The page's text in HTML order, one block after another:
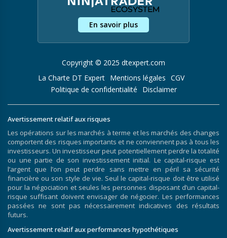
En savoir plus
Copyright © 2025 dtexpert.com
La Charte DT Expert
Mentions légales CGV
Politique de confidentialité
Disclaimer
Avertissement relatif aux risques
Les opérations sur les marchés à terme et les marchés des changes
comportent des risques importants et ne conviennent pas à tous les
investisseurs. Un investisseur peut potentiellement perdre la totalité
ou une partie de son investissement initial. Le capital-risque est
l’argent que l’on peut perdre sans mettre en péril sa sécurité
financière ou son style de vie. Seul le capital-risque doit être utilisé
pour la négociation et seules les personnes disposant d’un capital-
risque suffisant doivent envisager de négocier. Les performances
passées ne sont pas nécessairement indicatives des résultats
futurs.
Avertissement relatif aux performances hypothétiques